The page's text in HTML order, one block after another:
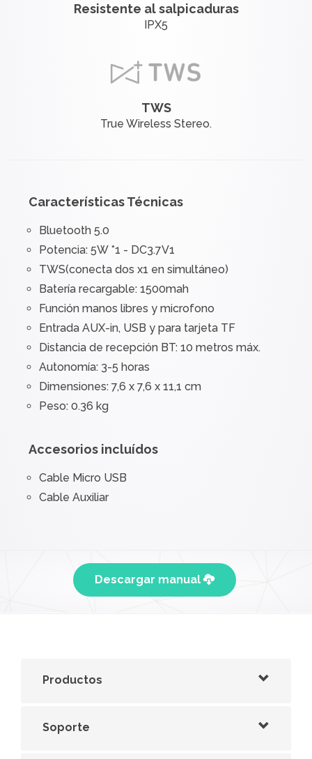
Resistente al salpicaduras
IPX5
TWS
True Wireless Stereo.
Características Técnicas
Bluetooth 5.0
Potencia: 5W *1 - DC3.7V1
TWS(conecta dos x1 en simultáneo)
Batería recargable: 1500mah
Función manos libres y microfono
Entrada AUX-in, USB y para tarjeta TF
Distancia de recepción BT: 10 metros máx.
Autonomía: 3-5 horas
Dimensiones: 7,6 x 7,6 x 11,1 cm
Peso: 0.36 kg
Accesorios incluídos
Cable Micro USB
Cable Auxiliar
Descargar manual
Productos
Soporte